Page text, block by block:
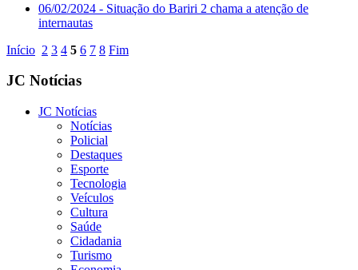
06/02/2024 - Situação do Bariri 2 chama a atenção de
internautas
Início 2 3 4 5 6 7 8 Fim
JC Notícias
JC Notícias
Notícias
Policial
Destaques
Esporte
Tecnologia
Veículos
Cultura
Saúde
Cidadania
Turismo